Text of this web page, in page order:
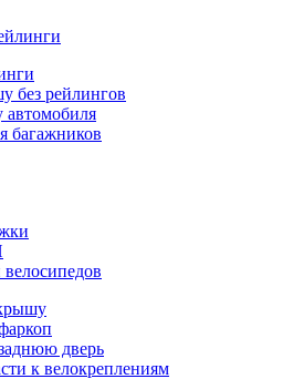
без рейлингов
багажников
дверь
к велокреплениям